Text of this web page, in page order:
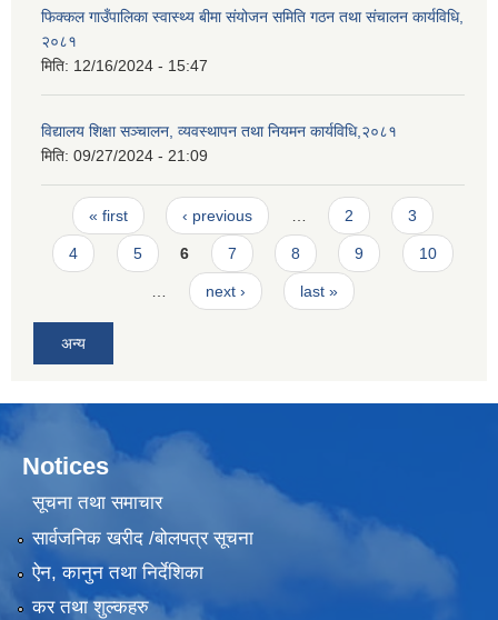
फिक्कल गाउँपालिका स्वास्थ्य बीमा संयोजन समिति गठन तथा संचालन कार्यविधि,
२०८१
मिति: 12/16/2024 - 15:47
विद्यालय शिक्षा सञ्चालन, व्यवस्थापन तथा नियमन कार्यविधि,२०८१
मिति: 09/27/2024 - 21:09
Pages
« first ‹ previous … 2 3
4 5 6 7 8 9 10
… next › last »
अन्य
Notices
सूचना तथा समाचार
सार्वजनिक खरीद /बोलपत्र सूचना
ऐन, कानुन तथा निर्देशिका
कर तथा शुल्कहरु